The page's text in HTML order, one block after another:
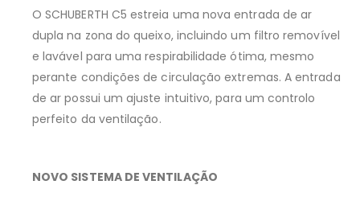
O SCHUBERTH C5 estreia uma nova entrada de ar
dupla na zona do queixo, incluindo um filtro removível
e lavável para uma respirabilidade ótima, mesmo
perante condições de circulação extremas. A entrada
de ar possui um ajuste intuitivo, para um controlo
perfeito da ventilação.
NOVO SISTEMA DE VENTILAÇÃO